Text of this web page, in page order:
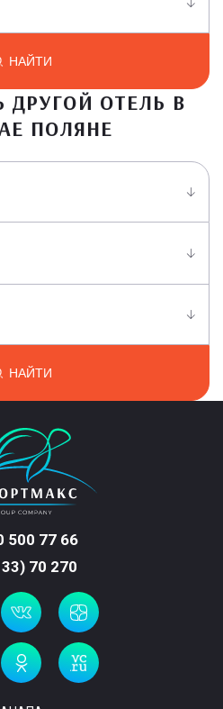
НАЙТИ
ДРУГОЙ ОТЕЛЬ В
ПОЛЯНЕ
НАЙТИ
500 77 66
70 270